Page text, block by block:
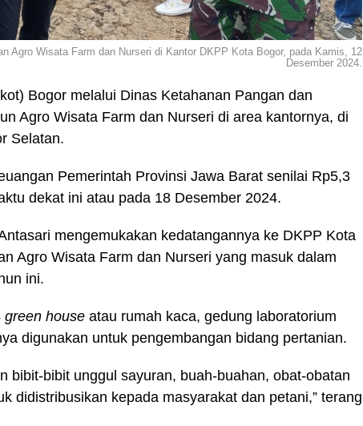
Agro Wisata Farm dan Nurseri di Kantor DKPP Kota Bogor, pada Kamis, 12
Desember 2024.
Bogor melalui Dinas Ketahanan Pangan dan
Agro Wisata Farm dan Nurseri di area kantornya, di
Selatan.
Pemerintah Provinsi Jawa Barat senilai Rp5,3
dekat ini atau pada 18 Desember 2024.
mengemukakan kedatangannya ke DKPP Kota
Agro Wisata Farm dan Nurseri yang masuk dalam
ini.
green house atau rumah kaca, gedung laboratorium
digunakan untuk pengembangan bidang pertanian.
bibit-bibit unggul sayuran, buah-buahan, obat-obatan
didistribusikan kepada masyarakat dan petani,” terang